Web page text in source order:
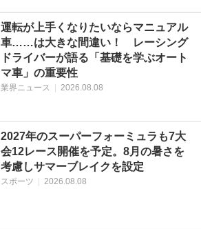
運転が上手くなりたいならマニュアル
車……は大きな間違い！ レーシング
ドライバーが語る「基礎を学ぶオート
マ車」の重要性
業界ニュース | 2026.08.08
2027年のスーパーフォーミュラも7大
会12レース開催を予定。8月の暑さを
考慮しサマーブレイクを設定
スポーツ | 2026.08.08